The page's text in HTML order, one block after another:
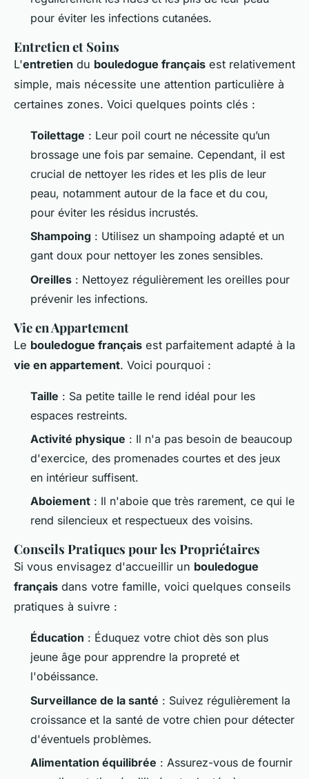
pour éviter les infections cutanées.
Entretien et Soins
L'entretien du bouledogue français est relativement
simple, mais nécessite une attention particulière à
certaines zones. Voici quelques points clés :
Toilettage : Leur poil court ne nécessite qu’un
brossage une fois par semaine. Cependant, il est
crucial de nettoyer les rides et les plis de leur
peau, notamment autour de la face et du cou,
pour éviter les résidus incrustés.
Shampoing : Utilisez un shampoing adapté et un
gant doux pour nettoyer les zones sensibles.
Oreilles : Nettoyez régulièrement les oreilles pour
prévenir les infections.
Vie en Appartement
Le bouledogue français est parfaitement adapté à la
vie en appartement. Voici pourquoi :
Taille : Sa petite taille le rend idéal pour les
espaces restreints.
Activité physique : Il n'a pas besoin de beaucoup
d'exercice, des promenades courtes et des jeux
en intérieur suffisent.
Aboiement : Il n'aboie que très rarement, ce qui le
rend silencieux et respectueux des voisins.
Conseils Pratiques pour les Propriétaires
Si vous envisagez d'accueillir un bouledogue
français dans votre famille, voici quelques conseils
pratiques à suivre :
Éducation : Éduquez votre chiot dès son plus
jeune âge pour apprendre la propreté et
l'obéissance.
Surveillance de la santé : Suivez régulièrement la
croissance et la santé de votre chien pour détecter
d'éventuels problèmes.
Alimentation équilibrée : Assurez-vous de fournir